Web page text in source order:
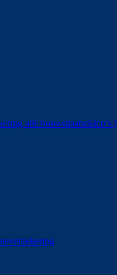
alle bouwplaatsrisico’s